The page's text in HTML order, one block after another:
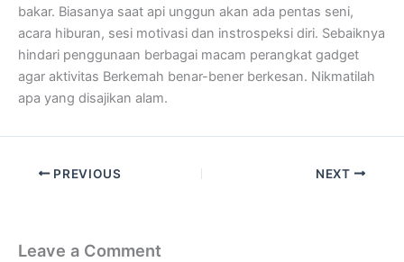
bakar. Biasanya saat api unggun akan ada pentas seni,
acara hiburan, sesi motivasi dan instrospeksi diri. Sebaiknya
hindari penggunaan berbagai macam perangkat gadget
agar aktivitas Berkemah benar-bener berkesan. Nikmatilah
apa yang disajikan alam.
PREVIOUS NEXT
Leave a Comment